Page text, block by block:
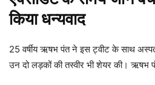
किया धन्यवाद
25 वर्षीय ऋषभ पंत ने इस ट्वीट के साथ
उन दो लड़कों की तस्वीर भी शेयर की। ऋषभ